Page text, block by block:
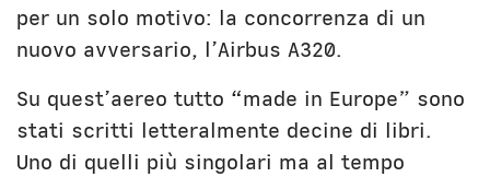
per un solo motivo: la concorrenza di un
nuovo avversario, l’Airbus A320.
Su quest’aereo tutto “made in Europe” sono
stati scritti letteralmente decine di libri.
Uno di quelli più singolari ma al tempo